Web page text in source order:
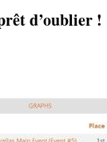
d’oublier !